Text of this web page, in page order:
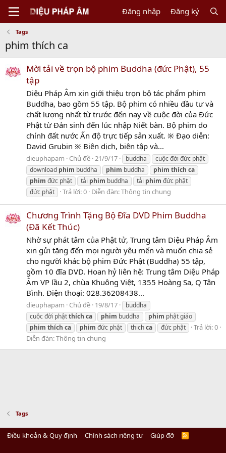
Đăng nhập Đăng ký
Tags
phim thích ca
Mời tải về trọn bộ phim Buddha (đức Phật), 55
tập
Diệu Pháp Âm xin giới thiệu trọn bộ tác phẩm phim
Buddha, bao gồm 55 tập. Bộ phim có nhiều đầu tư và
chất lượng nhất từ trước đến nay về cuộc đời của Đức
Phật từ Đản sinh đến lúc nhập Niết bàn. Bộ phim do
chính đất nước Ấn độ trực tiếp sản xuất. ※ Đạo diễn:
David Grubin ※ Biên dịch, biên tập và...
dieuphapam Chủ đề 21/9/17 buddha
cuộc đời đức phật
download phim buddha phim buddha phim thích ca
phim đức phật tải phim buddha tải phim đức phật
đức phật
Trả lời: 0 Diễn đàn:Thông tin chung
Chương Trình Tặng Bộ Đĩa DVD Phim Buddha
(Đã Kết Thúc)
Nhờ sự phát tâm của Phật tử, Trung tâm Diệu Pháp Âm
xin gửi tặng đến mọi người yêu mến và muốn chia sẻ
cho người khác bộ phim Đức Phật (Buddha) 55 tập,
gồm 10 đĩa DVD. Hoan hỷ liên hệ: Trung tâm Diệu Pháp
Âm VP lầu 2, chùa Khuông Việt, 1355 Hoàng Sa, Q Tân
Bình. Điện thoại: 028.36208438...
dieuphapam Chủ đề 19/8/17
buddha
cuộc đời phậtthích ca phim buddha phim phật giáo
phim thích ca phim đức phật thichca đức phật
Trả lời: 0
Diễn đàn:Thông tin chung
Tags
Điều khoản & Quy định Chính sách riêng tư Giúp đỡ
R